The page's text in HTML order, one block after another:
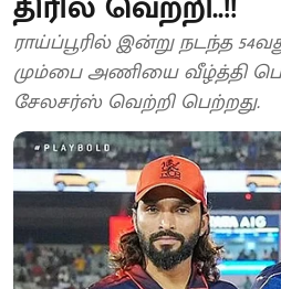
ராய்ப்பூரில் இன்று நடந்த
மும்பை அணியை வீழ்த்தி
சேலசர்ஸ் வெற்றி பெற்றது.